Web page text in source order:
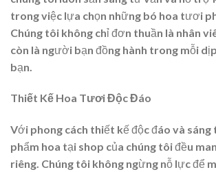
trong việc lựa chọn những bó hoa tươi
Chúng tôi không chỉ đơn thuần là nhân
còn là người bạn đồng hành trong mỗi
bạn.
Thiết Kế Hoa Tươi Độc Đáo
Với phong cách thiết kế độc đáo và sáng
phẩm hoa tại shop của chúng tôi đều
riêng. Chúng tôi không ngừng nỗ lực để